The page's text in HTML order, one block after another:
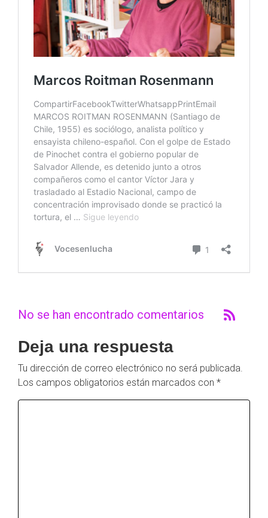
No se han encontrado comentarios
Deja una respuesta
Tu dirección de correo electrónico no será publicada.
Los campos obligatorios están marcados con *